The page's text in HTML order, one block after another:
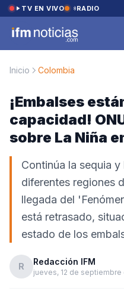
Saltar al contenido
TV EN VIVO RADIO
Inicio Colombia
¡Embalses
capacidad!
sobre La Niña
Continúa la sequia
diferentes regiones
llegada del
está retrasado,
estado de los
R Redacción IFM
jueves, 12 de septiembre